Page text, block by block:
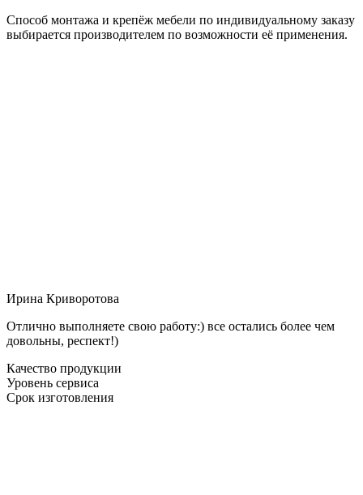
Способ монтажа и крепёж мебели по индивидуальному заказу
выбирается производителем по возможности её применения.
Ирина Криворотова
Отлично выполняете свою работу:) все остались более чем
довольны, респект!)
Качество продукции
Уровень сервиса
Срок изготовления